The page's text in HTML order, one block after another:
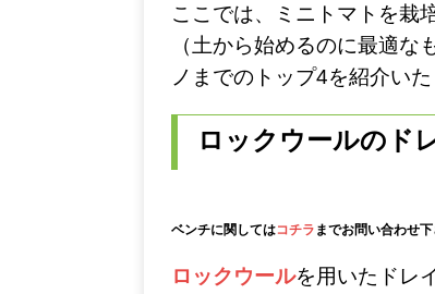
ここでは、ミニトマトを栽
（土から始めるのに最適
ノまでのトップ4を紹介いた
ロックウールの ド
ベンチに関してはコチラ までお問い合わせ
ロックウールを用いたドレ